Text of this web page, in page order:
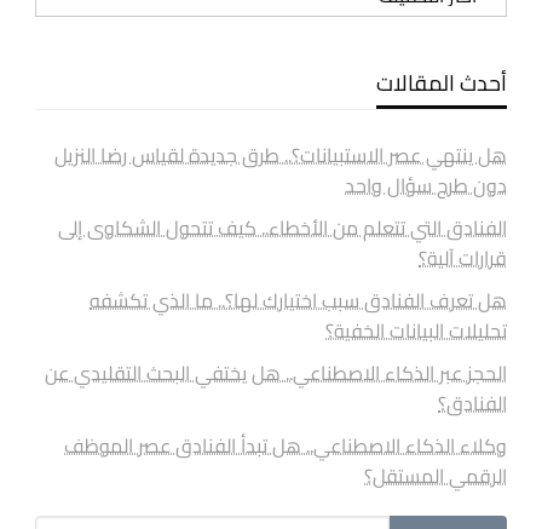
أحدث المقالات
هل ينتهي عصر الاستبيانات؟.. طرق جديدة لقياس رضا النزيل
دون طرح سؤال واحد
الفنادق التي تتعلم من الأخطاء.. كيف تتحول الشكاوى إلى
قرارات آلية؟
هل تعرف الفنادق سبب اختيارك لها؟.. ما الذي تكشفه
تحليلات البيانات الخفية؟
الحجز عبر الذكاء الاصطناعي.. هل يختفي البحث التقليدي عن
الفنادق؟
وكلاء الذكاء الاصطناعي.. هل تبدأ الفنادق عصر الموظف
الرقمي المستقل؟